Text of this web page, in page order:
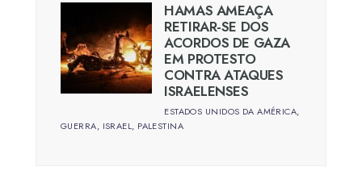
HAMAS AMEAÇA
RETIRAR-SE DOS
ACORDOS DE GAZA
EM PROTESTO
CONTRA ATAQUES
ISRAELENSES
ESTADOS UNIDOS DA AMÉRICA,
GUERRA, ISRAEL, PALESTINA